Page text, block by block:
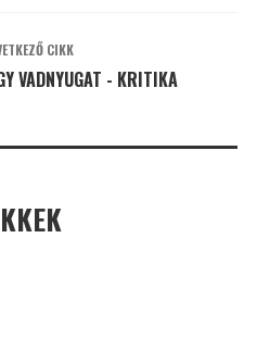
CIKK
VADNYUGAT - KRITIKA